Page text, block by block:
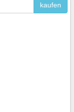
kaufen